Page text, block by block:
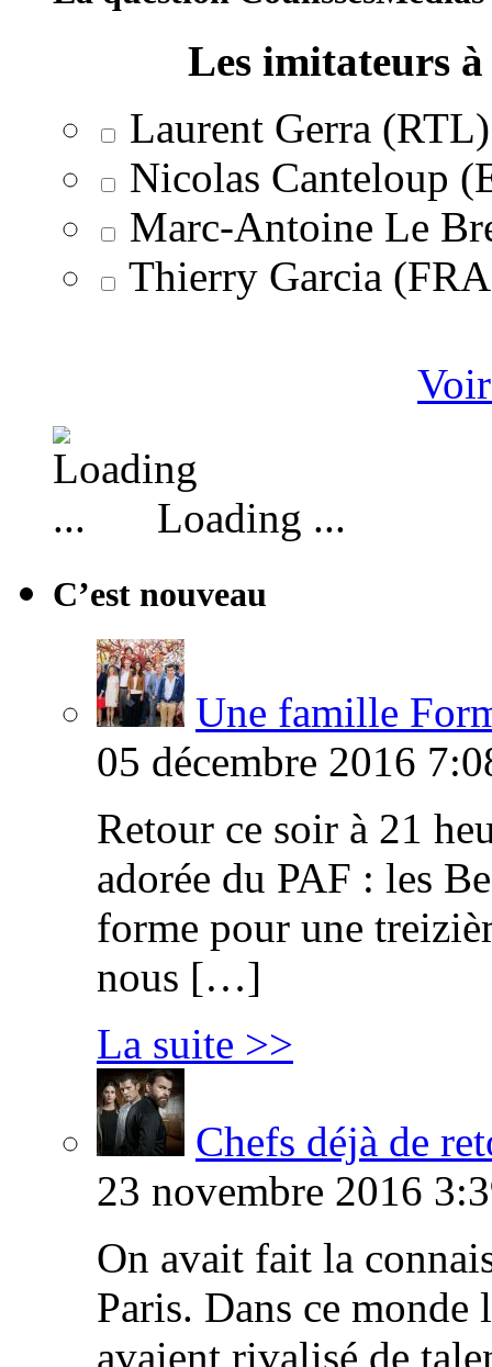
Les imitateurs
Laurent Gerra (RTL)
Nicolas Canteloup
Marc-Antoine Le
Thierry Garcia
Loading ...
C’est nouveau
Une famille
05 décembre 2016
Retour ce soir à 21
adorée du PAF : les
forme pour une
nous […]
La suite >>
Chefs déjà de
23 novembre 2016
On avait fait la
Paris. Dans ce
avaient rivalisé de